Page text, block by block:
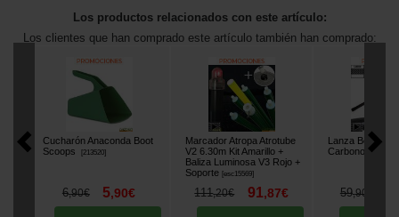
Los productos relacionados con este artículo:
Los clientes que han comprado este artículo también han comprado:
Cucharón Anaconda Boot
Scoops
[213520]
6,90€ 5,90€
Marcador Atropa Atrotube
V2 6.30m Kit Amarillo +
Baliza Luminosa V3 Rojo +
Soporte [esc15569]
111,20€ 91,87€
Lanza Boilies
Carbono 18/
59,90